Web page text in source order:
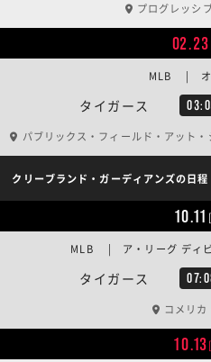
プログレッシ
02.23
タイガース
MLB | オ
パブリックス・フィールド・アット
クリーブランド・ガーディアンズの日程
10.11
タイガース
MLB | ア・リーグ ディビ
コメリ
10.13